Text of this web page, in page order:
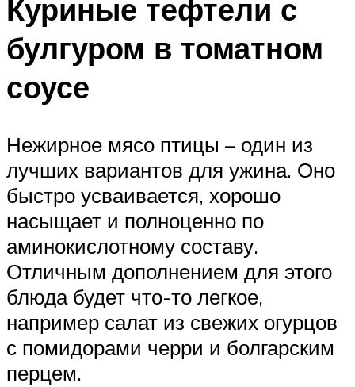
Куриные тефтели с
булгуром в томатном
соусе
Нежирное мясо птицы – один из
лучших вариантов для ужина. Оно
быстро усваивается, хорошо
насыщает и полноценно по
аминокислотному составу.
Отличным дополнением для этого
блюда будет что-то легкое,
например салат из свежих огурцов
с помидорами черри и болгарским
перцем.